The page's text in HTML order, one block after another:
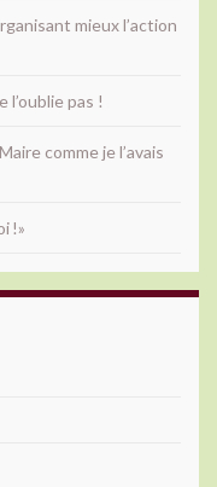
mieux l’action
l’oublie pas !
comme je l’avais
!»